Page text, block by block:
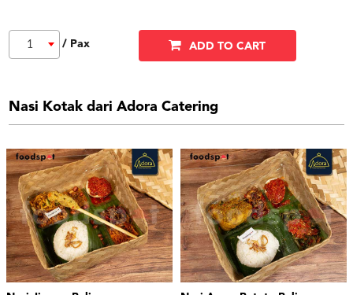
1 / Pax ADD TO CART
Nasi Kotak dari Adora Catering